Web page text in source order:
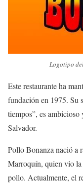
Logotipo
Este restaurante ha
fundación en 1975. Su
tiempos”, es ambicioso
Salvador.
Pollo Bonanza nació a
Marroquín, quien vio la
pollo. Actualmente, el